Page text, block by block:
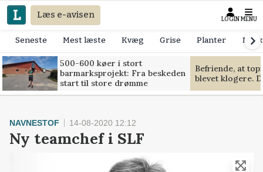
Læs e-avisen LOGIN MENU
Seneste Mest læste Kvæg Grise Planter
500-600 køer i stort
barmarksprojekt: Fra beskeden
start til store drømme
Befriende, at
blevet klogere.
NAVNESTOF 14-08-2020 12:12
Ny teamchef i SLF